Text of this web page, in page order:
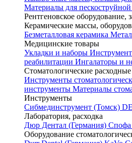
Материалы для пескоструйной
Рентгеновское оборудование,
Керамические массы,
Безметалловая керамика
Медицинские товары
Укладки и наборы
реабилитации Ингалаторы и
Стоматологические
Инструменты
инструменты Материалы
Инструменты
Cибмединструмент (Томск)
Лаборатория, расходка
Дюр Дентал (Германия) Спофа
Оборудование